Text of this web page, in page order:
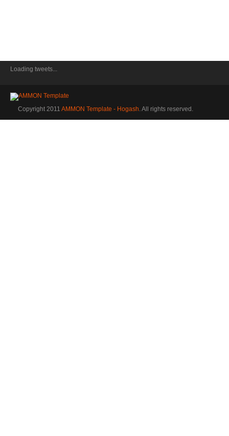
Loading tweets...
Copyright 2011 AMMON Template - Hogash. All rights reserved.